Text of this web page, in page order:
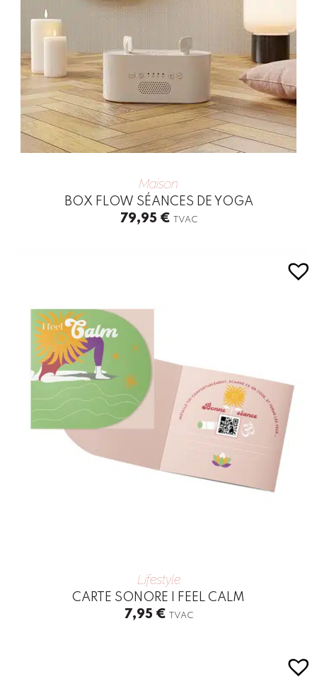
Maison
BOX FLOW SÉANCES DE YOGA
79,95 € TVAC
Lifestyle
CARTE SONORE I FEEL CALM
7,95 € TVAC